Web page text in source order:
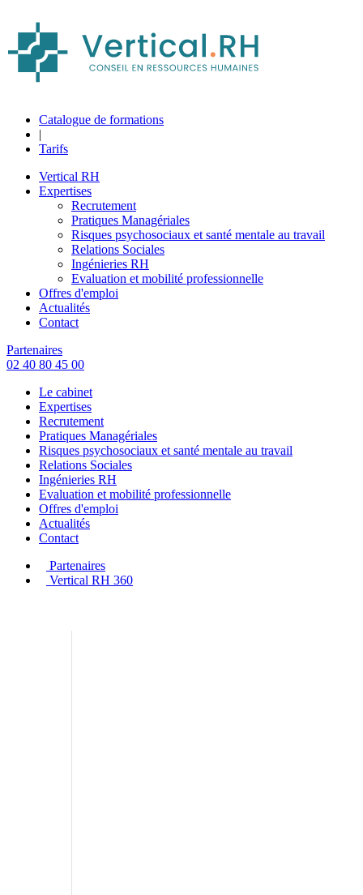
Catalogue de formations
|
Tarifs
Vertical RH
Expertises
Recrutement
Pratiques Managériales
Risques psychosociaux et santé mentale au travail
Relations Sociales
Ingénieries RH
Evaluation et mobilité professionnelle
Offres d'emploi
Actualités
Contact
Partenaires
02 40 80 45 00
Le cabinet
Expertises
Recrutement
Pratiques Managériales
Risques psychosociaux et santé mentale au travail
Relations Sociales
Ingénieries RH
Evaluation et mobilité professionnelle
Offres d'emploi
Actualités
Contact
Partenaires
Vertical RH 360